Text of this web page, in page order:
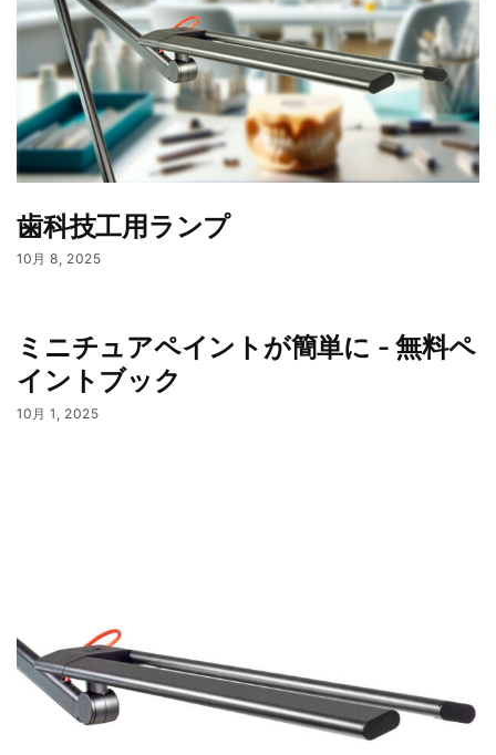
歯科技工用ランプ
10月 8, 2025
ミニチュアペイントが簡単に - 無料ペ
イントブック
10月 1, 2025